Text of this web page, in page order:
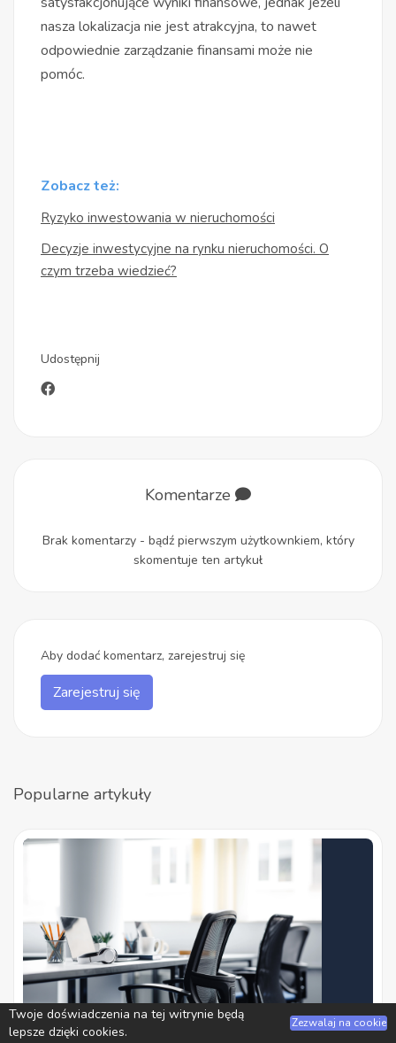
nasza lokalizacja nie jest atrakcyjna, to nawet
odpowiednie zarządzanie finansami może nie
pomóc.
Zobacz też:
Ryzyko inwestowania w nieruchomości
Decyzje inwestycyjne na rynku nieruchomości. O
czym trzeba wiedzieć?
Udostępnij
Komentarze
Brak komentarzy - bądź pierwszym użytkownkiem, który
skomentuje ten artykuł
Aby dodać komentarz, zarejestruj się
Zarejestruj się
Popularne artykuły
Twoje doświadczenia na tej witrynie będą
lepsze dzięki cookies.
Zezwalaj na cookie